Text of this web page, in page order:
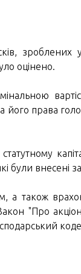
зроблених
оцінено.
його права
були внесені
а також
"Про